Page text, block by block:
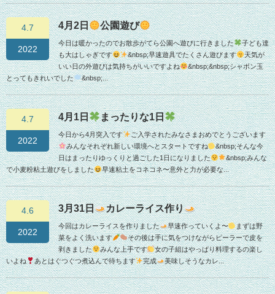
4.7
2022
4月2日 公園遊び
今日は暖かったのでお散歩がてら公園へ遊びに行きました
子ども達
も大はしゃぎです
&nbsp;早速遊具でたくさん遊びます
天気が
いい日の外遊びは気持ちがいいですよね
&nbsp;&nbsp;シャボン玉
とってもきれいでした
&nbsp;...
4.7
2022
4月1日 まったりな1日
今日から4月突入です
ご入学されたみなさまおめでとうございます
みんなそれぞれ新しい環境へとスタートですね
&nbsp;そんな今
日はまったりゆっくりと過ごした1日になりました
&nbsp;みんな
で小麦粉粘土遊びをしました
早速粘土をコネコネ〜意外と力が必要な...
4.6
2022
3月31日 カレーライス作り
今回はカレーライスを作りました 早速作っていくよ〜
まずは野
菜をよく洗います
その後は手に気をつけながらピーラーで皮を
剥きました
みんな上手です
女の子組はやっぱり料理するの楽し
いよね
あとはぐつぐつ煮込んで待ちます 完成 美味しそうなカレ...